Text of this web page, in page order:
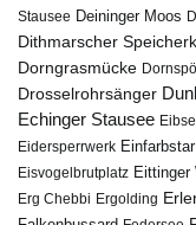
Stausee Deininger Moos
Dithmarscher
Dorngrasmücke
Drosselrohrsänger
Echinger Stausee
Eidersperrwerk Einfarbstar
Eisvogelbrutplatz Eittinger
Erg Chebbi Ergolding